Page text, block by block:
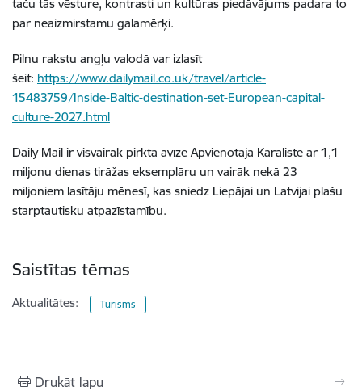
taču tās vēsture, kontrasti un kultūras piedāvājums padara to
par neaizmirstamu galamērķi.
Pilnu rakstu angļu valodā var izlasīt
šeit: https://www.dailymail.co.uk/travel/article-
15483759/Inside-Baltic-destination-set-European-capital-
culture-2027.html
Daily Mail ir visvairāk pirktā avīze Apvienotajā Karalistē ar 1,1
miljonu dienas tirāžas eksemplāru un vairāk nekā 23
miljoniem lasītāju mēnesī, kas sniedz Liepājai un Latvijai plašu
starptautisku atpazīstamību.
Saistītas tēmas
Aktualitātes: Tūrisms
Drukāt lapu